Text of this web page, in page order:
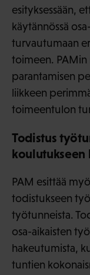
esityksessään,
käytännössä
turvautumaan
toimeen. PAMin
parantamisen
liikkeen
toimeentulon
Todistus
koulutukseen
PAM esittää
todistukseen
työtunneista.
osa-aikaisten
hakeutumista,
tuntien